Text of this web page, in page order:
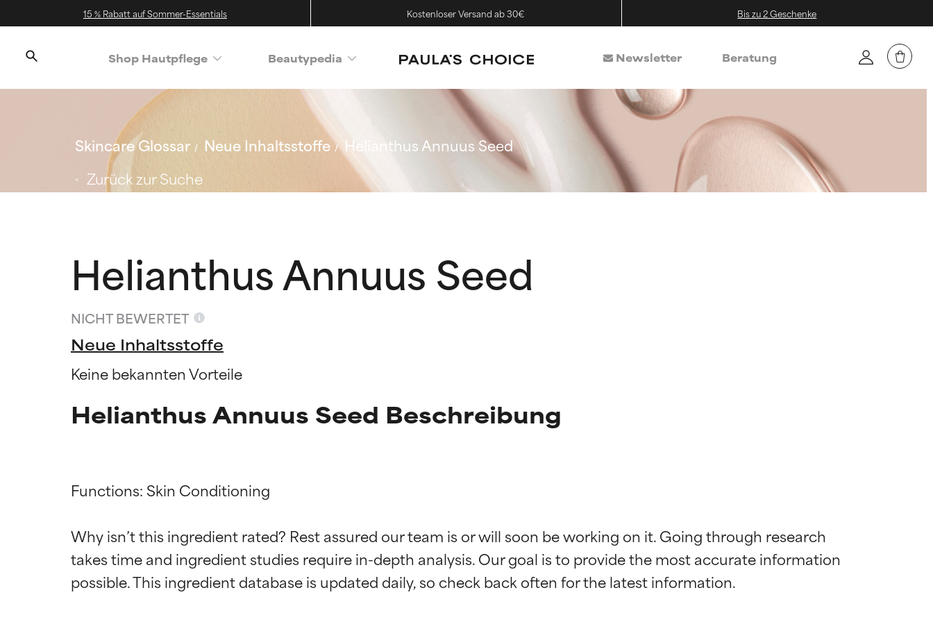
15 % Rabatt auf Sommer-Essentials Kostenloser Versand ab 30€ Bis zu 2 Geschenke
Shop Hautpflege Beautypedia Newsletter Beratung
Skincare Glossar Neue Inhaltsstoffe
Helianthus Annuus Seed
Zurück zur Suche
Helianthus Annuus Seed
NICHT BEWERTET
Neue Inhaltsstoffe
Keine bekannten Vorteile
Helianthus Annuus Seed Beschreibung
Functions: Skin Conditioning
Why isn’t this ingredient rated? Rest assured our team is or will soon be working on it. Going through research
takes time and ingredient studies require in-depth analysis. Our goal is to provide the most accurate information
Bewertung der Inhaltsstoffe
Bewertung der Inhaltsstoffe